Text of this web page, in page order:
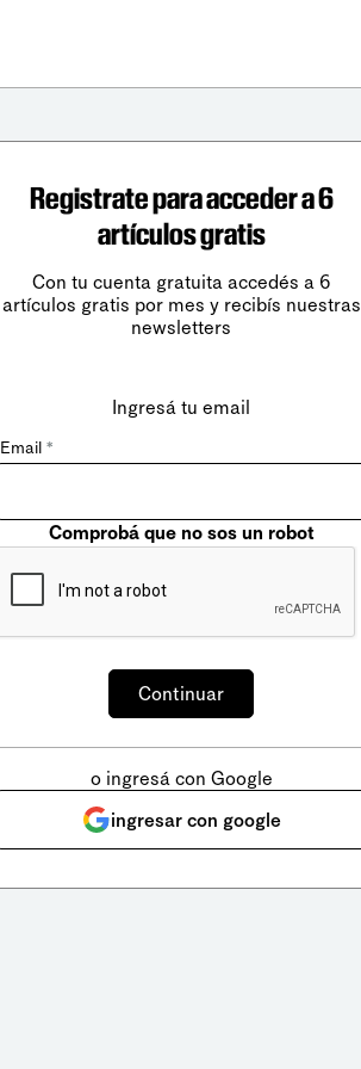
Registrate para acceder a 6
artículos gratis
Con tu cuenta gratuita accedés a 6
artículos gratis por mes y recibís nuestras
newsletters
Ingresá tu email
Email *
Comprobá que no sos un robot
o ingresá con Google
ingresar con google